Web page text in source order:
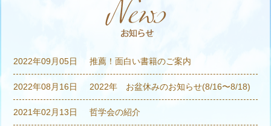
2022年09月05日 推薦！面白い書籍のご案内
2022年08月16日 2022年 お盆休みのお知らせ(8/16〜8/18)
2021年02月13日 哲学会の紹介